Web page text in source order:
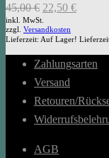
45,00€ Ursprünglicher
Preis
war:
45,00 €
22,50 €
22,50
inkl. MwSt.
zzgl. Versandkosten
Lieferzeit: Auf Lager!
Zahlungsarten
Versand
Retouren/
AGB